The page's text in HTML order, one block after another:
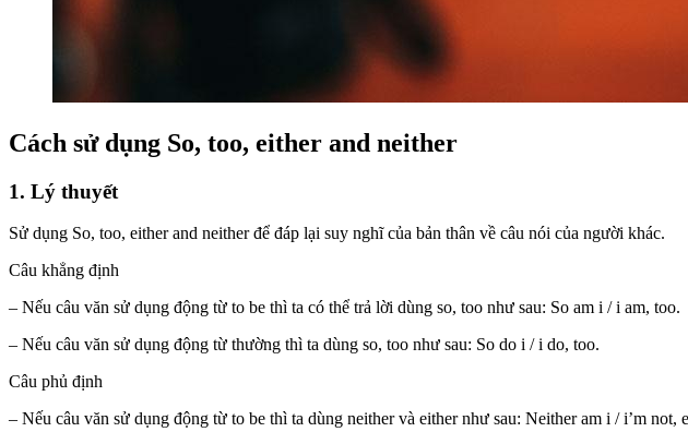
Cách sử dụng So, too, either and neither
1. Lý thuyết
Sử dụng So, too, either and neither để đáp lại suy nghĩ của bản thân về câu nói của người khác.
Câu khẳng định
– Nếu câu văn sử dụng động từ to be thì ta có thể trả lời dùng so, too như sau: So am i / i am, too.
– Nếu câu văn sử dụng động từ thường thì ta dùng so, too như sau: So do i / i do, too.
Câu phủ định
– Nếu câu văn sử dụng động từ to be thì ta dùng neither và either như sau: Neither am i / i’m not,